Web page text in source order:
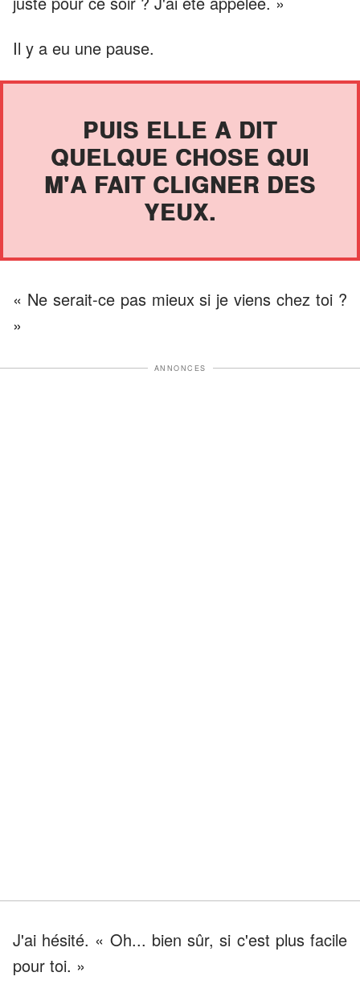
Il y a eu une pause.
PUIS ELLE A DIT
QUELQUE CHOSE QUI
M'A FAIT CLIGNER DES
YEUX.
« Ne serait-ce pas mieux si je viens chez toi ?
»
ANNONCES
J'ai hésité. « Oh... bien sûr, si c'est plus facile
pour toi. »